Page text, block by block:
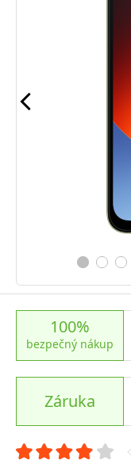
100%
bezpečný nákup
Záruka